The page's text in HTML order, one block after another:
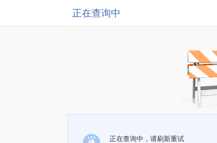
正在查询中
正在查询中，请刷新重试